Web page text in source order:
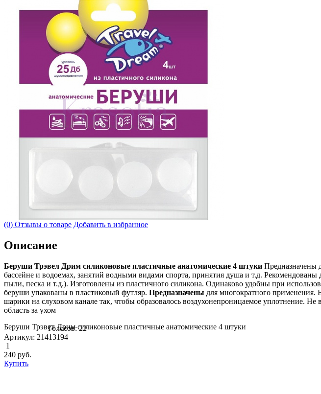
(0) Отзывы о товаре Добавить в избранное
Описание
Беруши Трэвел Дрим силиконовые пластичные анатомические 4 штуки Предназначены
бассейне и водоемах, занятий водными видами спорта, принятия душа и т.д.
пыли, песка и т.д.). Изготовлены из пластичного силикона. Одинаково удобны при
беруши упакованы в пластиковый футляр. Предназначены для многократного применения.
шарики на слуховом канале так, чтобы образовалось воздухонепроницаемое уплотнение.
область за ухом
Беруши Трэвел Дрим силиконовые пластичные анатомические 4 штуки
Голосов: 22
Артикул: 21413194
1
240 руб.
Купить